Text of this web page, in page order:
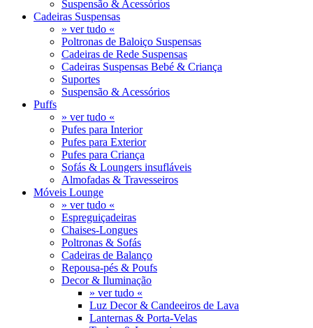
Suspensão & Acessórios
Cadeiras Suspensas
» ver tudo «
Poltronas de Baloiço Suspensas
Cadeiras de Rede Suspensas
Cadeiras Suspensas Bebé & Criança
Suportes
Suspensão & Acessórios
Puffs
» ver tudo «
Pufes para Interior
Pufes para Exterior
Pufes para Criança
Sofás & Loungers insufláveis
Almofadas & Travesseiros
Móveis Lounge
» ver tudo «
Espreguiçadeiras
Chaises-Longues
Poltronas & Sofás
Cadeiras de Balanço
Repousa-pés & Poufs
Decor & Iluminação
» ver tudo «
Luz Decor & Candeeiros de Lava
Lanternas & Porta-Velas